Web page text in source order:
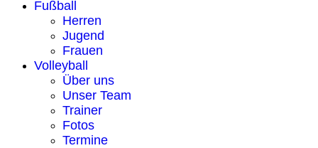
Fußball
Herren
Jugend
Frauen
Volleyball
Über uns
Unser Team
Trainer
Fotos
Termine